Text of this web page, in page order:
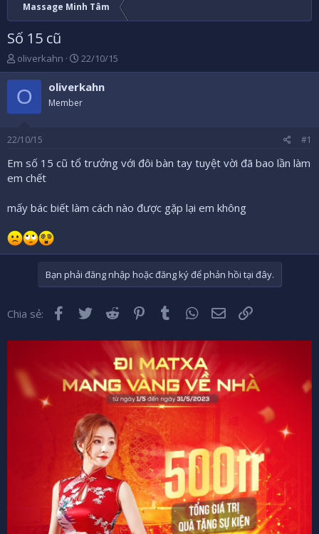
Massage Minh Tâm
Số 15 cũ
B
ắ
t
đ
oliverkahn
N
g
à
ầ
22/10/15
O oliverkahn
Member
22/10/15 #1
Em số 15 cũ tổ trưởng với đôi bàn tay tuyệt vời đã bao lần làm
em chết
mấy bác biết làm cách nào được gặp lại em không
Bạn phải đăng nhập hoặc đăng ký để phản hồi tại đây.
Chia sẻ: Facebook
Twitter Reddit Pinterest
Tumblr WhatsApp
Email